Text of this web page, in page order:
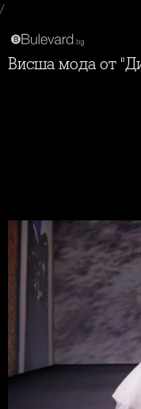
/
Висша мода от